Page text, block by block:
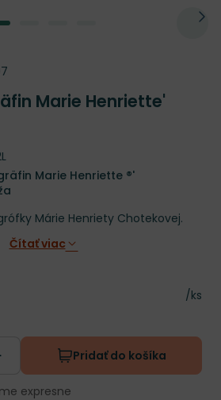
Marie Henriette'
Marie Henriette ®'
Márie Henriety Chotekovej.
Čítať viac
Cena
/ks
Pridať do košíka
expresne